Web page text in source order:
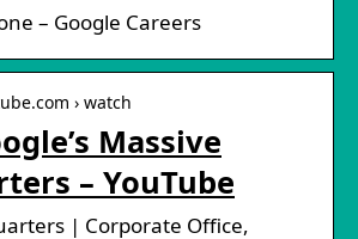
– Google Careers
› watch
Massive
– YouTube
| Corporate Office,